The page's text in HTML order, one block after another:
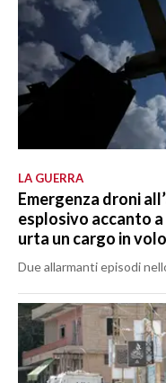
LA GUERRA
Emergenza droni
esplosivo accanto
urta un cargo in volo
Due allarmanti episodi